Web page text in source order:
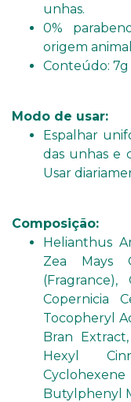
unhas.
0%
origem
Conteúdo: 7g
Modo de usar:
Espalhar
das unhas e
Usar
Composição:
Helianthus
Zea Mays
(Fragrance),
Copernicia
Tocopheryl
Bran
Hexyl
Butylphenyl